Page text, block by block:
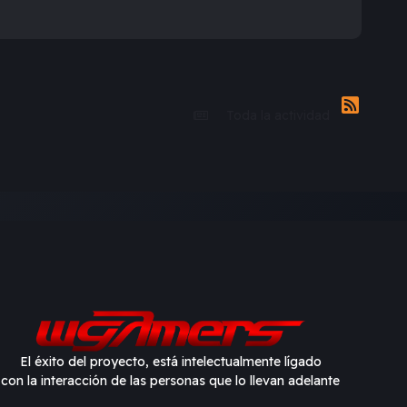
El éxito del proyecto, está intelectualmente lígado
con la interacción de las personas que lo llevan adelante